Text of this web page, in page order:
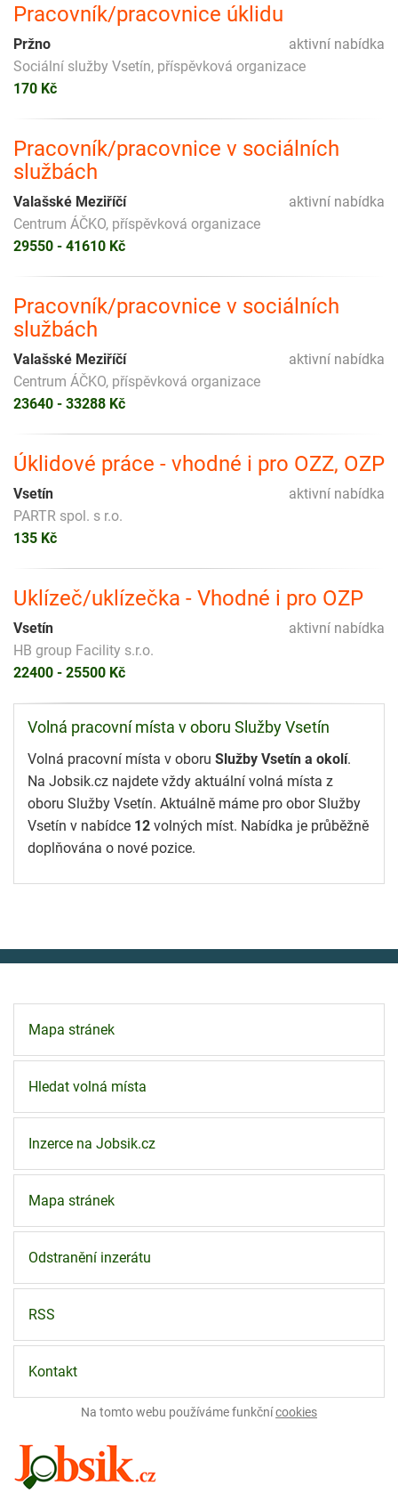
Pracovník/pracovnice úklidu
aktivní nabídka
Pržno
Sociální služby Vsetín, příspěvková organizace
170 Kč
Pracovník/pracovnice v sociálních
službách
aktivní nabídka
Valašské Meziříčí
Centrum ÁČKO, příspěvková organizace
29550 - 41610 Kč
Pracovník/pracovnice v sociálních
službách
aktivní nabídka
Valašské Meziříčí
Centrum ÁČKO, příspěvková organizace
23640 - 33288 Kč
Úklidové práce - vhodné i pro OZZ, OZP
aktivní nabídka
Vsetín
PARTR spol. s r.o.
135 Kč
Uklízeč/uklízečka - Vhodné i pro OZP
aktivní nabídka
Vsetín
HB group Facility s.r.o.
22400 - 25500 Kč
Volná pracovní místa v oboru Služby Vsetín
Volná pracovní místa v oboru Služby Vsetín a okolí.
Na Jobsik.cz najdete vždy aktuální volná místa z
oboru Služby Vsetín. Aktuálně máme pro obor Služby
Vsetín v nabídce 12 volných míst. Nabídka je průběžně
doplňována o nové pozice.
Mapa stránek
Hledat volná místa
Inzerce na Jobsik.cz
Mapa stránek
Odstranění inzerátu
RSS
Kontakt
Na tomto webu používáme funkčnícookies